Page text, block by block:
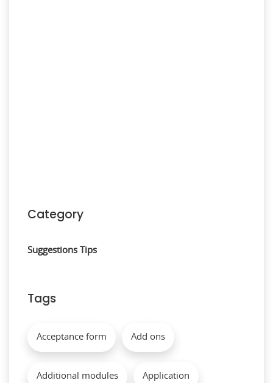
Category
Suggestions Tips
Tags
Acceptance form Add ons
Additional modules Application